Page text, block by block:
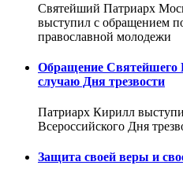
Святейший Патриарх
выступил с обращением
православной молодежи
Обращение Святейшего
случаю Дня трезвости
Патриарх Кирилл
Всероссийского Дня
Защита своей веры и